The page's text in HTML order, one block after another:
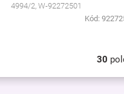
4994/2, W-92272501
Kód:
30
Z